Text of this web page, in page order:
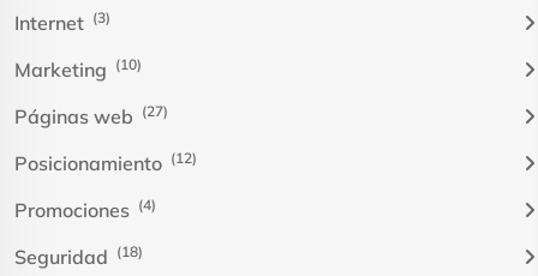
Internet (3)
Marketing (10)
Páginas web (27)
Posicionamiento (12)
Promociones (4)
Seguridad (18)